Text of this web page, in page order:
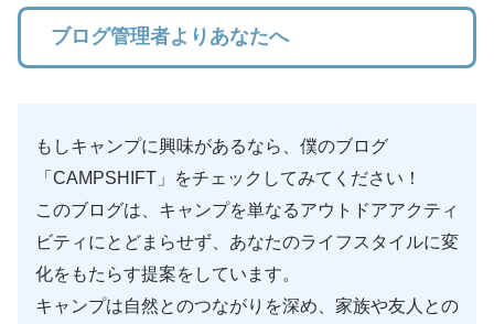
ブログ管理者よりあなたへ
もしキャンプに興味があるなら、僕のブログ
「CAMPSHIFT」をチェックしてみてください！
このブログは、キャンプを単なるアウトドアアクティ
ビティにとどまらせず、あなたのライフスタイルに変
化をもたらす提案をしています。
キャンプは自然とのつながりを深め、家族や友人との